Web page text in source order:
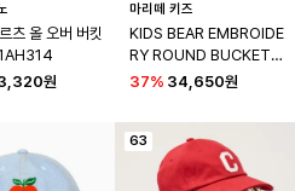
츠 올 오버 버킷
원
마리떼 키즈
KIDS BEAR EMBROIDE
RY ROUND BUCKET H
AT beige
37% 34,650원
63